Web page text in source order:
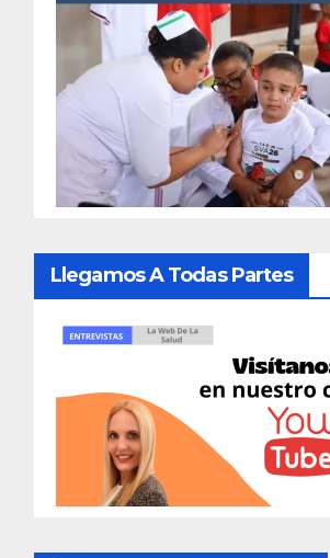
Llegamos A Todas Partes